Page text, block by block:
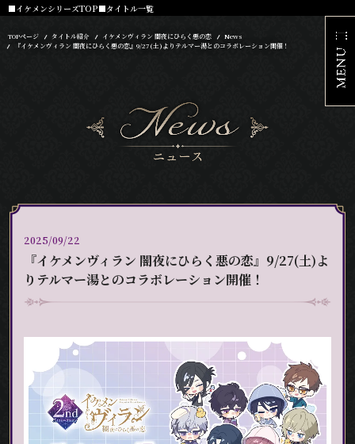
■イケメンシリーズTOP■タイトル一覧
TOPページ タイトル紹介 イケメンヴィラン 闇夜にひらく悪の恋
News
『イケメンヴィラン 闇夜にひらく悪の恋』9/27(土)よりテルマー湯とのコラボレーション開催！
2025/09/22
『イケメンヴィラン 闇夜にひらく悪の恋』9/27(土)よ
りテルマー湯とのコラボレーション開催！